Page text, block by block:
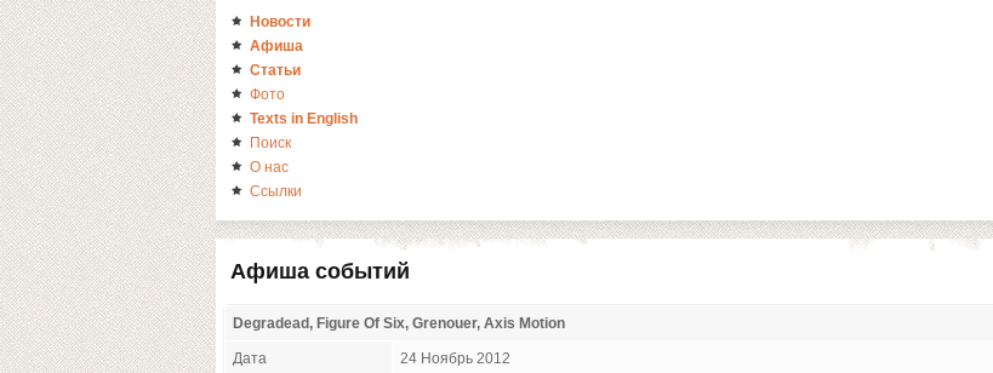
Новости
Афиша
Статьи
Фото
Texts in English
Поиск
О нас
Ссылки
Афиша событий
Degradead, Figure Of Six, Grenouer, Axis Motion
Дата 24 Ноябрь 2012